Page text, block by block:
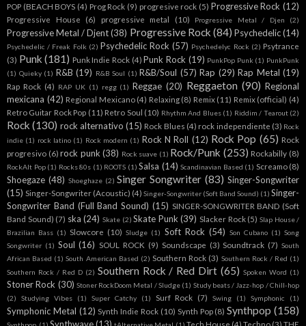
POP (BEACH BOYS (4) Prog Rock (9) progresive rock (5) Progressive Rock (12)
Progressive House (6) progressive metal (10) Progressive Metal / Djen (2)
Progressive Metal / Djent (38) Progressive Rock (84) Psychedelic(14)
Psychedelic / Freak Folk (2) Psychedelic Rock (57) Psychedelyc Rock (2) Psytrance
(3) Punk (181) Punk Indie Rock (4) Punk Rock (19) PunkPop Punk (1) PunkPunk
(1) Quieky (1) R&B (19) R&B Soul (1) R&B/Soul (57) Rap (29) Rap Metal (19)
Rap Rock (4) RAP UK (1) regg (1) Reggae (20) Reggaeton (90) Regional
mexicana (42) Regional Mexicano (4) Relaxing (8) Remix (11) Remix (official) (4)
Retro Guitar Rock Pop (11) Retro Soul (10) Rhythm And Blues (1) Riddim / Tearout (2)
Rock (130) rock alternativo (15) Rock Blues (4) rock independiente (3) Rock
indie (1) rock latino (1) Rock modern (1) Rock N Roll (12) Rock Pop (65) Rock
progresivo (6) rock punk (38) Rock suave (1) Rock/Punk (253) Rockabilly (8)
RockAlt Pop (1) Rocks 80s (1) ROOTS (1) Salsa (14) Scandinavian Based (1) Screamo (8)
Shoegaze (48) Shoeghaze (2) Singer Songwriter (83) Singer-Songwriter
(15) Singer-Songwriter (Acoustic) (4) Singer-Songwriter (Soft Band Sound) (1) Singer-
Songwriter Band (Full Band Sound) (15) SINGER-SONGWRITER BAND (Soft
Band Sound) (7) ska (24) Skate (2) Skate Punk (39) Slacker Rock (5) Slap House /
Brazilian Bass (1) Slowcore (10) Sludge (1) Soft Rock (54) Son Cubano (1) Song
Songwriter (1) Soul (16) SOUL ROCK (9) Soundscape (3) Soundtrack (7) South
African Based (1) South American Based (2) Southern Rock (3) Southern Rock / Red (1)
Southern Rock / Red D (2) Southern Rock / Red Dirt (65) Spoken Word (1)
Stoner Rock (30) Stoner RockDoom Metal / Sludge (1) Study beats / Jazz-hop / Chill-hop
(2)
Studying Vibes (1) Super Catchy (1) Surf Rock (7) Swing (1) Symphonic (1)
Symphonic Metal (12) Synth Indie Rock (10) Synth Pop (8) Synthpop (158)
Tech House (4) Techno (3) THE